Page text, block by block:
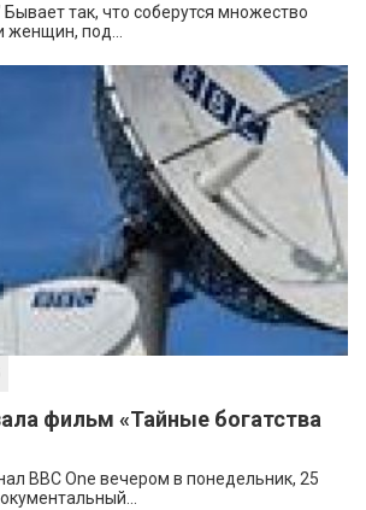
так, что соберутся множество
под...
фильм «Тайные богатства
BBC One вечером в понедельник, 25